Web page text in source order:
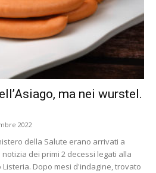
ma nei wurstel.
2022
della Salute erano arrivati a
dei primi 2 decessi legati alla
Dopo mesi d'indagine, trovato